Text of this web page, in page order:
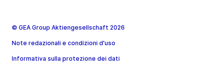
© GEA Group Aktiengesellschaft 2026
Note redazionali e condizioni d'uso
Informativa sulla protezione dei dati